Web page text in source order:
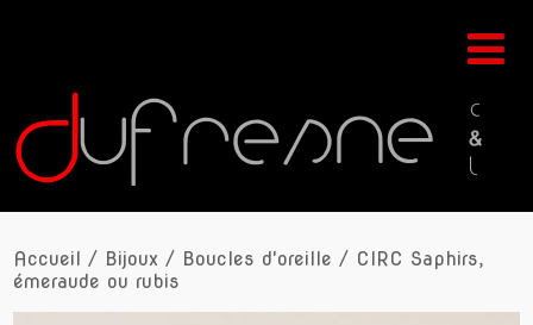
Accueil / Bijoux / Boucles d'oreille / CIRC Saphirs,
émeraude ou rubis